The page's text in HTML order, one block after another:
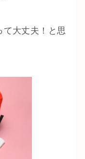
て大丈夫！と思